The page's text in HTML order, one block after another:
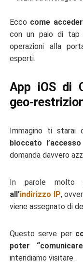
Ecco come
con un paio di tap
operazioni alla
esperti.
App iOS di
geo-
Immagino ti starai
bloccato l’accesso
domanda davvero
In parole molto
all’indirizzo IP,
viene assegnato di
Questo serve per
poter
intendiamo visitare.